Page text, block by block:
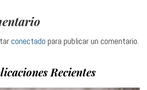
conectado para publicar un comentario.
Recientes